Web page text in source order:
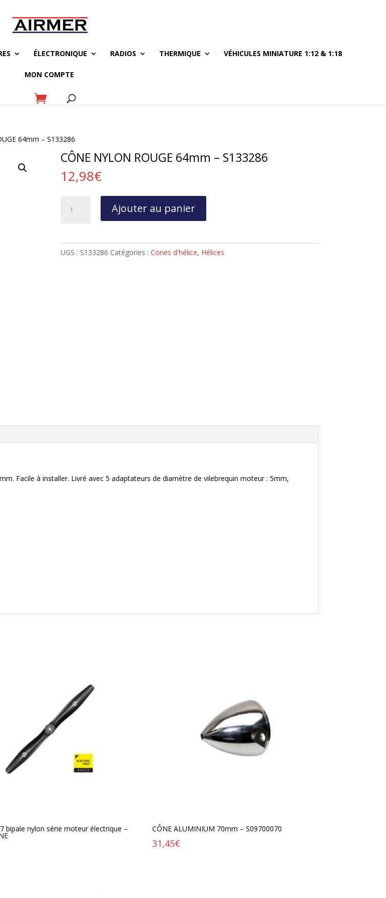
ÉLECTRONIQUE RADIOS THERMIQUE VÉHICULES MINIATURE 1:12 & 1:18
MON COMPTE
64mm – S133286
CÔNE NYLON ROUGE 64mm – S133286
12,98€
Ajouter au panier
UGS : S133286 Catégories : Cones d'hélice, Hélices
Facile à installer. Livré avec 5 adaptateurs de diamètre de vilebrequin moteur : 5mm,
bipale nylon série moteur électrique – CÔNE ALUMINIUM 70mm – S09700070
31,45€